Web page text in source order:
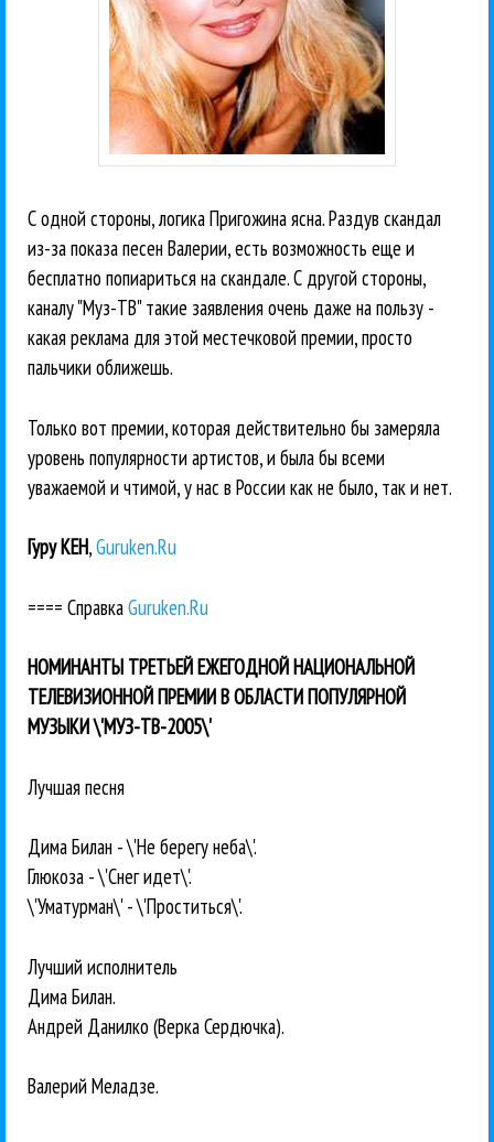
С одной стороны, логика Пригожина ясна. Раздув скандал
из-за показа песен Валерии, есть возможность еще и
бесплатно попиариться на скандале. С другой стороны,
каналу "Муз-ТВ" такие заявления очень даже на пользу -
какая реклама для этой местечковой премии, просто
пальчики оближешь.
Только вот премии, которая действительно бы замеряла
уровень популярности артистов, и была бы всеми
уважаемой и чтимой, у нас в России как не было, так и нет.
Гуру КЕН,Guruken.Ru
==== СправкаGuruken.Ru
НОМИНАНТЫ ТРЕТЬЕЙ ЕЖЕГОДНОЙ НАЦИОНАЛЬНОЙ
ТЕЛЕВИЗИОННОЙ ПРЕМИИ В ОБЛАСТИ ПОПУЛЯРНОЙ
МУЗЫКИ \'МУЗ-ТВ-2005\'
Лучшая песня
Дима Билан - \'Не берегу неба\'.
Глюкоза - \'Снег идет\'.
\'Уматурман\' - \'Проститься\'.
Лучший исполнитель
Дима Билан.
Андрей Данилко (Верка Сердючка).
Валерий Меладзе.